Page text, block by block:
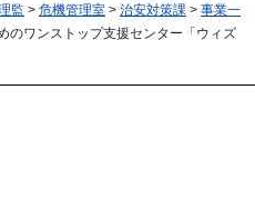
監 > 危機管理室 > 治安対策課 > 事業一
のワンストップ支援センター「ウィズ